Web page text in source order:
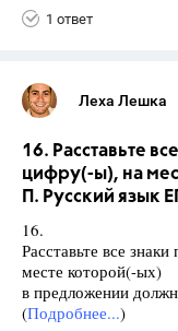
1 ответ
Леха Лешка
16. Расставьте
цифру(-ы), на
П. Русский язык
16.
Расставьте все
месте которой(-ых)
в предложении
(Подробнее...)